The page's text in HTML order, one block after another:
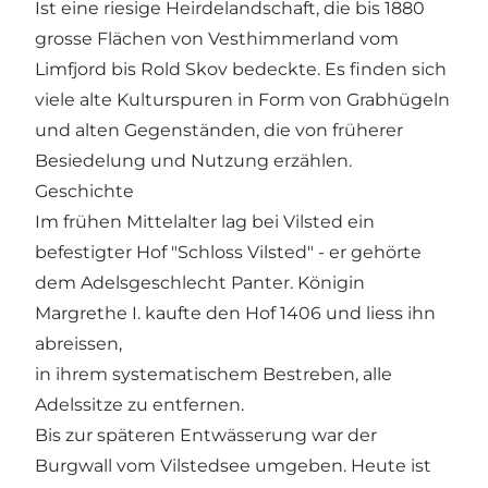
Ist eine riesige Heirdelandschaft, die bis 1880
grosse Flächen von Vesthimmerland vom
Limfjord bis Rold Skov bedeckte. Es finden sich
viele alte Kulturspuren in Form von Grabhügeln
und alten Gegenständen, die von früherer
Besiedelung und Nutzung erzählen.
Geschichte
Im frühen Mittelalter lag bei Vilsted ein
befestigter Hof "Schloss Vilsted" - er gehörte
dem Adelsgeschlecht Panter. Königin
Margrethe I. kaufte den Hof 1406 und liess ihn
abreissen,
in ihrem systematischem Bestreben, alle
Adelssitze zu entfernen.
Bis zur späteren Entwässerung war der
Burgwall vom Vilstedsee umgeben. Heute ist